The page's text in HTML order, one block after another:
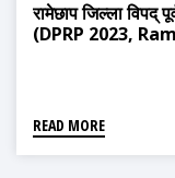
रामेछाप जिल्ला विपद्
(DPRP 2023,
READ MORE